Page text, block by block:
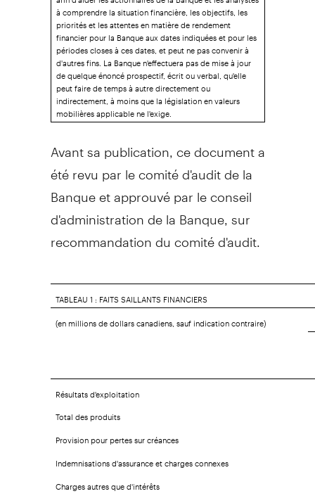
à comprendre la situation financière, les objectifs, les
priorités et les attentes en matière de rendement
financier pour la Banque aux dates indiquées et pour les
périodes closes à ces dates, et peut ne pas convenir à
d'autres fins. La Banque n'effectuera pas de mise à jour
de quelque énoncé prospectif, écrit ou verbal, qu'elle
peut faire de temps à autre directement ou
indirectement, à moins que la législation en valeurs
mobilières applicable ne l'exige.
Avant sa publication, ce document a
été revu par le comité d'audit de la
Banque et approuvé par le conseil
d'administration de la Banque, sur
recommandation du comité d'audit.
TABLEAU 1 : FAITS SAILLANTS FINANCIERS
(en millions de dollars canadiens, sauf indication contraire)
Résultats d'exploitation
Total des produits
Provision pour pertes sur créances
Indemnisations d'assurance et charges connexes
Charges autres que d'intérêts